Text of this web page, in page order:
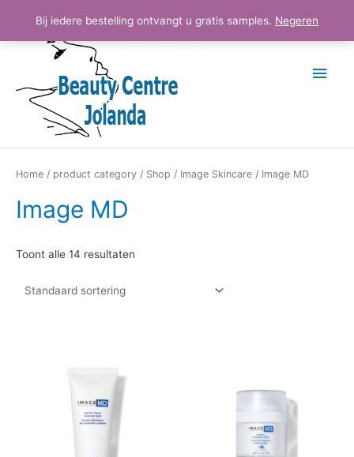
Bij iedere bestelling ontvangt u gratis samples. Negeren
Home / product category / Shop / Image Skincare / Image MD
Image MD
Toont alle 14 resultaten